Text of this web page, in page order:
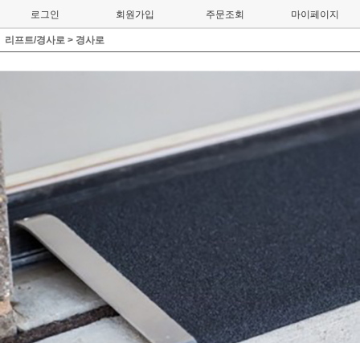
로그인 회원가입 주문조회 마이페이지
리프트/경사로 > 경사로